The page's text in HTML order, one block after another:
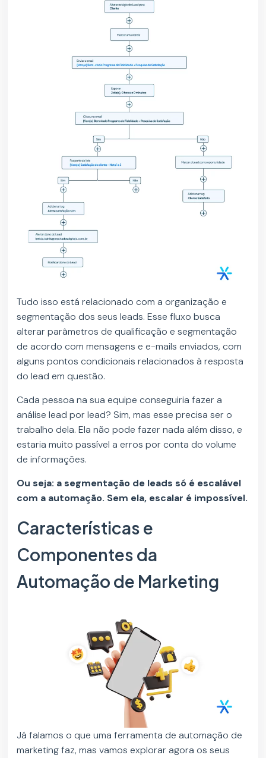
Tudo isso está relacionado com a organização e
segmentação dos seus leads. Esse fluxo busca
alterar parâmetros de qualificação e segmentação
de acordo com mensagens e e-mails enviados, com
alguns pontos condicionais relacionados à resposta
do lead em questão.
Cada pessoa na sua equipe conseguiria fazer a
análise lead por lead? Sim, mas esse precisa ser o
trabalho dela. Ela não pode fazer nada além disso, e
estaria muito passível a erros por conta do volume
de informações.
Ou seja: a segmentação de leads só é escalável
com a automação. Sem ela, escalar é impossível.
Características e
Componentes da
Automação de Marketing
Já falamos o que uma ferramenta de automação de
marketing faz, mas vamos explorar agora os seus